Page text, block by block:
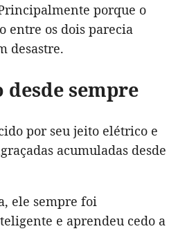
porque o
entre os dois parecia
desastre.
desde sempre
por seu jeito elétrico e
acumuladas desde
ele sempre foi
e aprendeu cedo a